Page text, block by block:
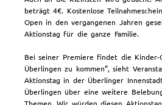
beträgt 4€. Kostenlose
Open in den vergangenen Jahren
Aktionstag für die ganze Familie.
Bei seiner Premiere findet die Kinder-
Überlingen zu kommen“, sieht
Aktionstag in der Überlinger
Überlingen über eine weitere
Themen. Wir würden diesen